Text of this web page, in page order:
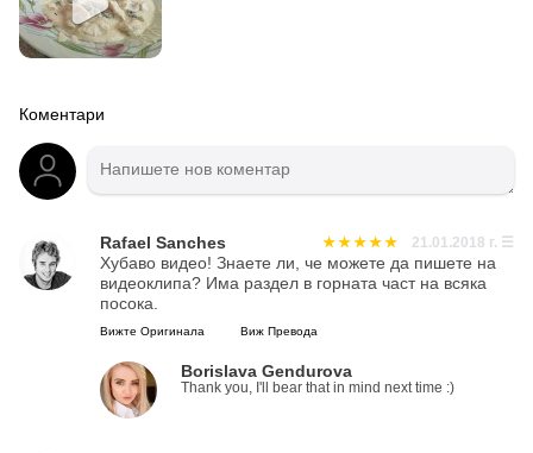
Коментари
Rafael Sanches 21.01.2018 г. ☰
Хубаво видео! Знаете ли, че можете да пишете на
видеоклипа? Има раздел в горната част на всяка
посока.
Вижте Оригинала Виж Превода
Borislava Gendurova
Thank you, I'll bear that in mind next time :)